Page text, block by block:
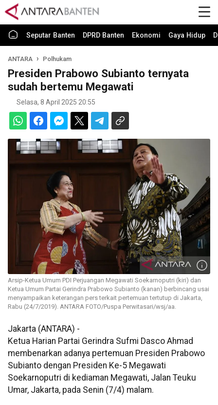
Seputar Banten DPRD Banten Ekonomi Gaya Hidup
ANTARA Polhukam
Presiden Prabowo Subianto ternyata
sudah bertemu Megawati
Selasa, 8 April 2025 20:55
Arsip-Ketua Umum PDI Perjuangan Megawati Soekarnoputri (kiri) dan
Ketua Umum Partai Gerindra Prabowo Subianto (kanan) berbincang usai
menyampaikan keterangan pers terkait pertemuan tertutup di Jakarta,
Rabu (24/7/2019). ANTARA FOTO/Puspa Perwitasari/wsj/aa.
Jakarta (ANTARA) -
Ketua Harian Partai Gerindra Sufmi Dasco Ahmad
membenarkan adanya pertemuan Presiden Prabowo
Subianto dengan Presiden Ke-5 Megawati
Soekarnoputri di kediaman Megawati, Jalan Teuku
Umar, Jakarta, pada Senin (7/4) malam.